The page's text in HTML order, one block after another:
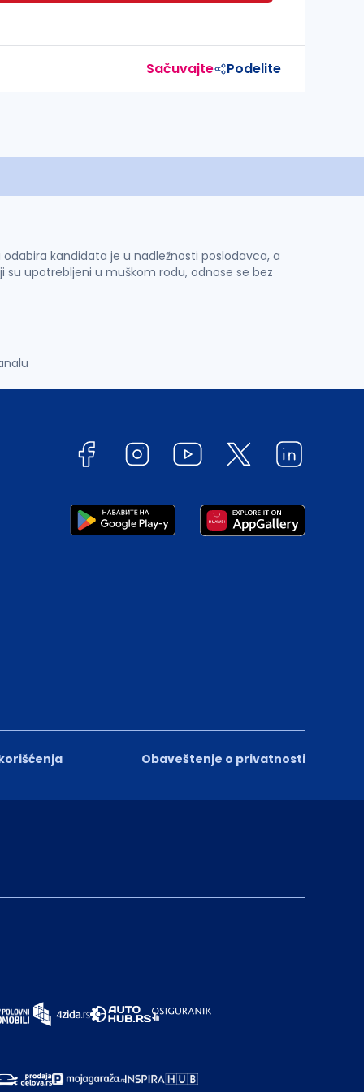
Sačuvajte Podelite
kandidata je u nadležnosti poslodavca, a
upotrebljeni u muškom rodu, odnose se bez
Obaveštenje o privatnosti